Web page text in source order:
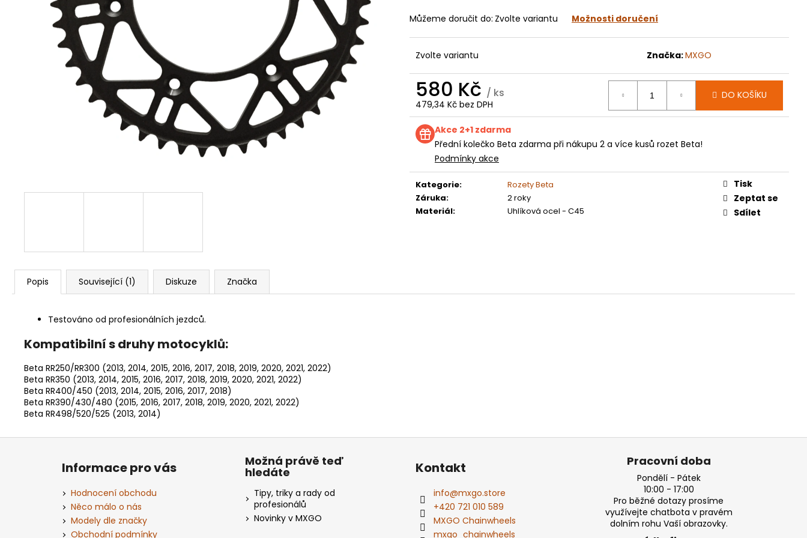
Můžeme doručit do: Zvolte variantu Možnosti doručení
Zvolte variantu Značka:MXGO
580 Kč / ks
479,34 Kč bez DPH
Měrná
cena:
DO KOŠÍKU
Akce 2+1 zdarma
Přední kolečko Beta zdarma při nákupu 2 a více kusů rozet Beta!
Podmínky akce
Kategorie:
Rozety Beta
Záruka:
2 roky
Materiál: Uhlíková ocel - C45
Tisk
Zeptat se
Sdílet
Popis Související (1) Diskuze Značka
Testováno od profesionálních jezdců.
Kompatibilní s druhy motocyklů:
Beta RR250/RR300 (2013, 2014, 2015, 2016, 2017, 2018, 2019, 2020, 2021, 2022)
Beta RR350 (2013, 2014, 2015, 2016, 2017, 2018, 2019, 2020, 2021, 2022)
Beta RR400/450 (2013, 2014, 2015, 2016, 2017, 2018)
Beta RR390/430/480 (2015, 2016, 2017, 2018, 2019, 2020, 2021, 2022)
Beta RR498/520/525 (2013, 2014)
KOLEČKO FANTIC XXF 450 (22-24) E427
199 Kč
KOLEČKO FANTIC XXF 250 (22-24) E250
199 Kč
199 Kč
Z
Informace pro vás
Hodnocení obchodu
Něco málo o nás
Modely dle značky
Obchodní podmínky
Možná právě teď
hledáte
Tipy, triky a rady od
profesionálů
Novinky v MXGO
Kontakt
info@mxgo.store
+420 721 010 589
MXGO Chainwheels
mxgo_chainwheels
Pracovní doba
Pondělí - Pátek
10:00 - 17:00
Pro běžné dotazy prosíme
využívejte chatbota v pravém
dolním rohu Vaší obrazovky.